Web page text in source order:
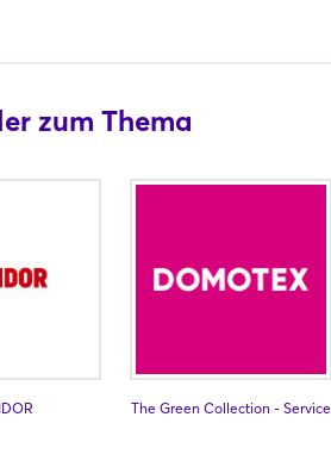
zum Thema
The Green Collection - Service